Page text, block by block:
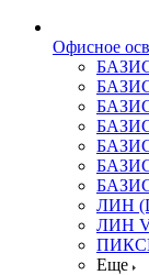
Офисное
ЛИН
ЛИН
Еще